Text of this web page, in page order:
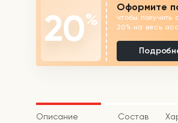
20%
Оформите
чтобы получить
20% на весь
Описание Состав